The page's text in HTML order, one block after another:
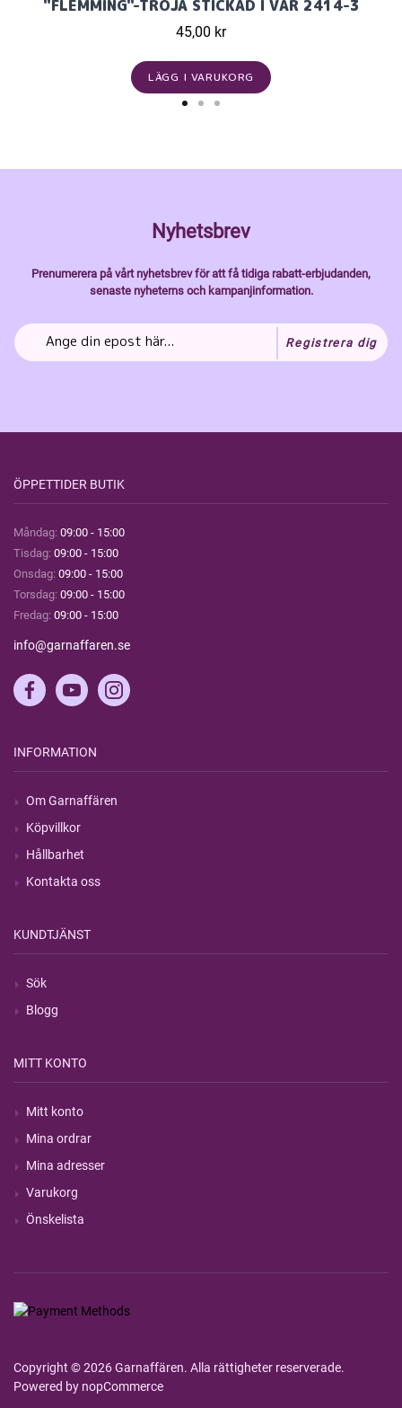
"FLEMMING"-TRÖJA STICKAD I VÅR 2414-3
45,00 kr
LÄGG I VARUKORG
Nyhetsbrev
Prenumerera på vårt nyhetsbrev för att få tidiga rabatt-erbjudanden,
senaste nyheterns och kampanjinformation.
Registrera dig
ÖPPETTIDER BUTIK
Måndag: 09:00 - 15:00
Tisdag: 09:00 - 15:00
Onsdag: 09:00 - 15:00
Torsdag: 09:00 - 15:00
Fredag: 09:00 - 15:00
info@garnaffaren.se
INFORMATION
Om Garnaffären
Köpvillkor
Hållbarhet
Kontakta oss
KUNDTJÄNST
Sök
Blogg
MITT KONTO
Mitt konto
Mina ordrar
Mina adresser
Varukorg
Önskelista
Copyright © 2026 Garnaffären. Alla rättigheter reserverade.
Powered by nopCommerce